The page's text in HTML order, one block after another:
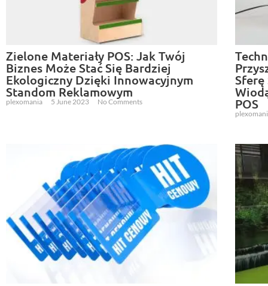
Zielone Materiały POS: Jak Twój
Biznes Może Stać Się Bardziej
Ekologiczny Dzięki Innowacyjnym
Standom Reklamowym
plexomania 5 June 2023 No Comments
Sferę
POS